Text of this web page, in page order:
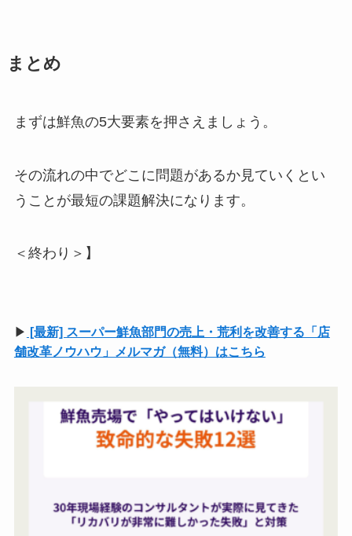
まとめ
まずは鮮魚の5大要素を押さえましょう。
その流れの中でどこに問題があるか見ていくとい
うことが最短の課題解決になります。
＜終わり＞】
▶ [最新] スーパー鮮魚部門の売上・荒利を改善する「店
舗改革ノウハウ」メルマガ（無料）はこちら